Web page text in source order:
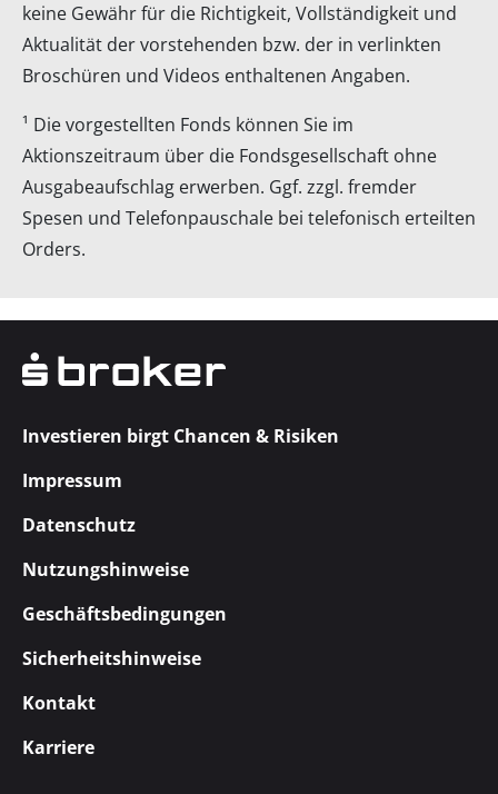
keine Gewähr für die Richtigkeit, Vollständigkeit und
Aktualität der vorstehenden bzw. der in verlinkten
Broschüren und Videos enthaltenen Angaben.
¹ Die vorgestellten Fonds können Sie im
Aktionszeitraum über die Fondsgesellschaft ohne
Ausgabeaufschlag erwerben. Ggf. zzgl. fremder
Spesen und Telefonpauschale bei telefonisch erteilten
Orders.
Investieren birgt Chancen & Risiken
Impressum
Datenschutz
Nutzungshinweise
Geschäftsbedingungen
Sicherheitshinweise
Kontakt
Karriere